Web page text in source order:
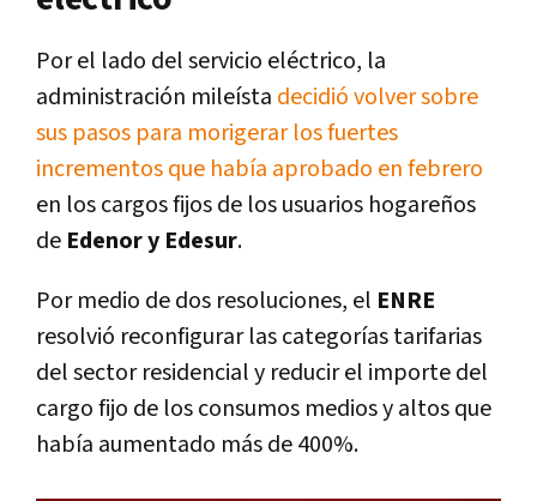
Por el lado del servicio eléctrico, la
administración mileísta decidió volver sobre
sus pasos para morigerar los fuertes
incrementos que había aprobado en febrero
en los cargos fijos de los usuarios hogareños
de Edenor y Edesur.
Por medio de dos resoluciones, el ENRE
resolvió reconfigurar las categorías tarifarias
del sector residencial y reducir el importe del
cargo fijo de los consumos medios y altos que
había aumentado más de 400%.